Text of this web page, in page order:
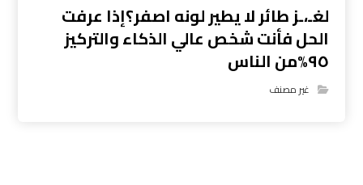
لغـ،ـز طائر لا يطير لونه اصفر؟إذا عرفت
الحل فأنت شخص عالي الذكاء والتركيز
٩٥%من الناس
غير مصنف